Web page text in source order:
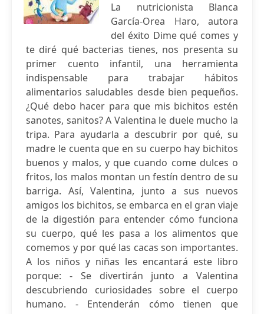
La nutricionista Blanca
García-Orea Haro, autora
del éxito Dime qué comes y
te diré qué bacterias tienes, nos presenta su
primer cuento infantil, una herramienta
indispensable para trabajar hábitos
alimentarios saludables desde bien pequeños.
¿Qué debo hacer para que mis bichitos estén
sanotes, sanitos? A Valentina le duele mucho la
tripa. Para ayudarla a descubrir por qué, su
madre le cuenta que en su cuerpo hay bichitos
buenos y malos, y que cuando come dulces o
fritos, los malos montan un festín dentro de su
barriga. Así, Valentina, junto a sus nuevos
amigos los bichitos, se embarca en el gran viaje
de la digestión para entender cómo funciona
su cuerpo, qué les pasa a los alimentos que
comemos y por qué las cacas son importantes.
A los niños y niñas les encantará este libro
porque: - Se divertirán junto a Valentina
descubriendo curiosidades sobre el cuerpo
humano. - Entenderán cómo tienen que